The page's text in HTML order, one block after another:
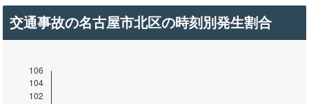
交通事故の名古屋市北区の時刻別発生割合